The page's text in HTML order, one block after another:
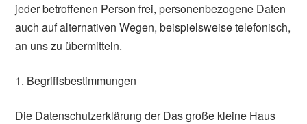
jeder betroffenen Person frei, personenbezogene Daten
auch auf alternativen Wegen, beispielsweise telefonisch,
an uns zu übermitteln.
1. Begriffsbestimmungen
Die Datenschutzerklärung der Das große kleine Haus